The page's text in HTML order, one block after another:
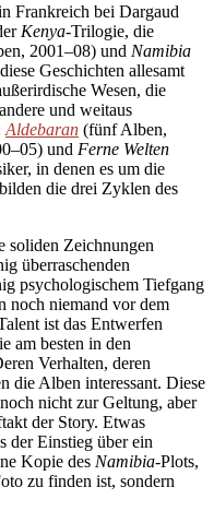
Frankreich bei Dargaud
Kenya-Trilogie, die
2001–08) und Namibia
Geschichten allesamt
Wesen, die
und weitaus
Aldebaran (fünf Alben,
und Ferne Welten
in denen es um die
die drei Zyklen des
soliden Zeichnungen
überraschenden
psychologischem Tiefgang
noch niemand vor dem
ist das Entwerfen
am besten in den
Verhalten, deren
die Alben interessant. Diese
nicht zur Geltung, aber
der Story. Etwas
der Einstieg über ein
Kopie des Namibia-Plots,
zu finden ist, sondern